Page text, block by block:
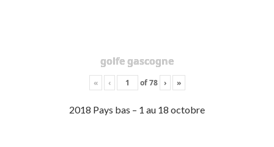
golfe gascogne
« ‹ of78 › »
2018 Pays bas – 1 au 18 octobre